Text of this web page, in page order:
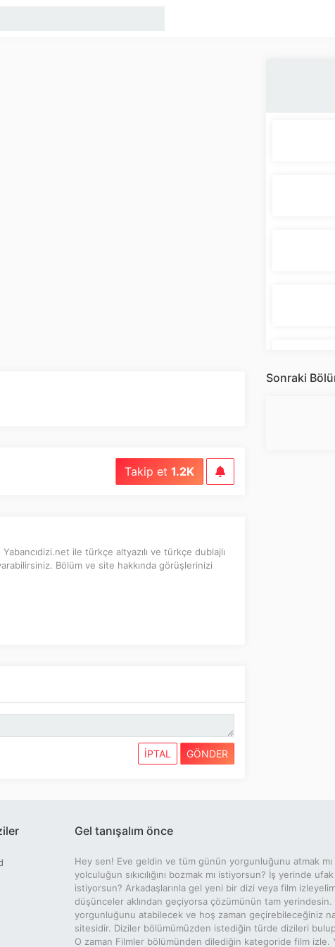
Takip et 1.2K
ile türkçe altyazılı ve türkçe dublajlı
Bölüm ve site hakkında görüşlerinizi
İPTAL GÖNDER
Sonraki
Gel tanışalım önce
Hey sen! Eve geldin ve tüm günün yorgunluğunu atmak
yolculuğun sıkıcılığını bozmak mı istiyorsun? İş yerinde
istiyorsun? Arkadaşlarınla gel yeni bir dizi veya film
düşünceler aklından geçiyorsa çözümünün tam
yorgunluğunu atabilecek ve hoş zaman geçirebileceğiniz
sitesidir. Diziler bölümümüzden istediğin türde dizileri
O zaman Filmler bölümünden dilediğin kategoride film izle.